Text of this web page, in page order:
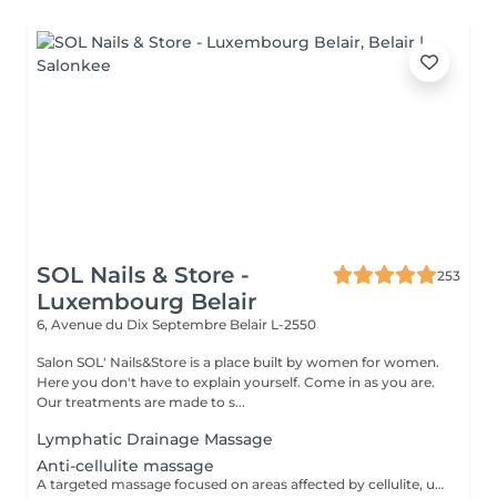
SOL Nails & Store -
Luxembourg Belair
253
6, Avenue du Dix Septembre Belair L-2550
Salon SOL' Nails&Store is a place built by women for women.
Here you don't have to explain yourself. Come in as you are.
Our treatments are made to s...
Lymphatic Drainage Massage
Anti-cellulite massage
A targeted massage focused on areas affected by cellulite, using specific movements to stimulate circulation and support skin firmness. It is designed to help improve skin texture and encourage smoother-looking contours. Result: skin that feels firmer and looks smoother with regular sessions. Recommended frequency: 1 to 2 times per week as part of an ongoing treatment plan.